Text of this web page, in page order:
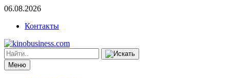
06.08.2026
Контакты
Меню